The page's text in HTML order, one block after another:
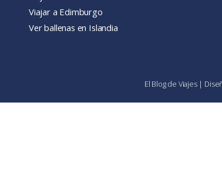
Viajar a Edimburgo
Ver ballenas en Islandia
El Blog de Viajes |